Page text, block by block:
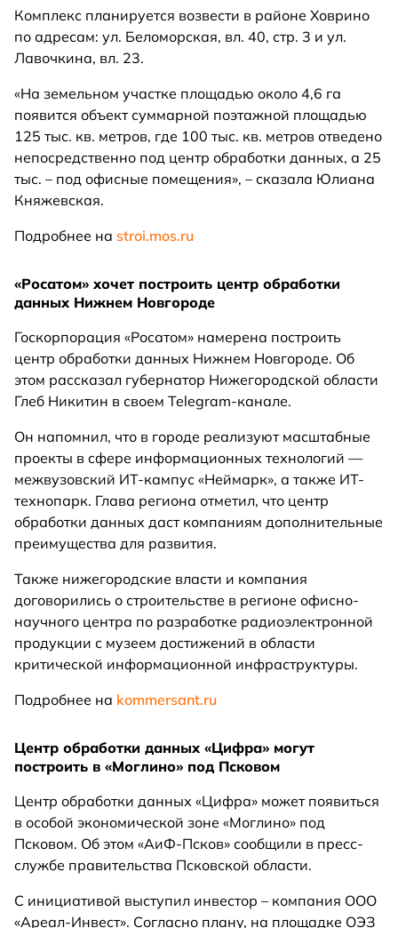
Комплекс планируется возвести в районе Ховрино
по адресам: ул. Беломорская, вл. 40, стр. 3 и ул.
Лавочкина, вл. 23.
«На земельном участке площадью около 4,6 га
появится объект суммарной поэтажной площадью
125 тыс. кв. метров, где 100 тыс. кв. метров отведено
непосредственно под центр обработки данных, а 25
тыс. – под офисные помещения», – сказала Юлиана
Княжевская.
Подробнее на stroi.mos.ru
«Росатом» хочет построить центр обработки
данных Нижнем Новгороде
Госкорпорация «Росатом» намерена построить
центр обработки данных Нижнем Новгороде. Об
этом рассказал губернатор Нижегородской области
Глеб Никитин в своем Telegram-канале.
Он напомнил, что в городе реализуют масштабные
проекты в сфере информационных технологий —
межвузовский ИТ-кампус «Неймарк», а также ИТ-
технопарк. Глава региона отметил, что центр
обработки данных даст компаниям дополнительные
преимущества для развития.
Также нижегородские власти и компания
договорились о строительстве в регионе офисно-
научного центра по разработке радиоэлектронной
продукции с музеем достижений в области
критической информационной инфраструктуры.
Подробнее на kommersant.ru
Центр обработки данных «Цифра» могут
построить в «Моглино» под Псковом
Центр обработки данных «Цифра» может появиться
в особой экономической зоне «Моглино» под
Псковом. Об этом «АиФ-Псков» сообщили в пресс-
службе правительства Псковской области.
С инициативой выступил инвестор – компания ООО
«Ареал-Инвест». Согласно плану, на площадке ОЭЗ